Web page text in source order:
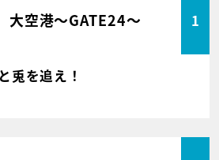
大空港～GATE24～ 1
兎を追え！